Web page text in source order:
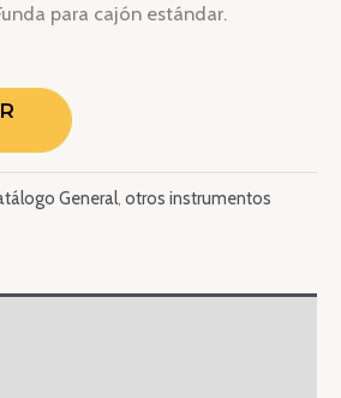
para cajón estándar.
General, otros instrumentos